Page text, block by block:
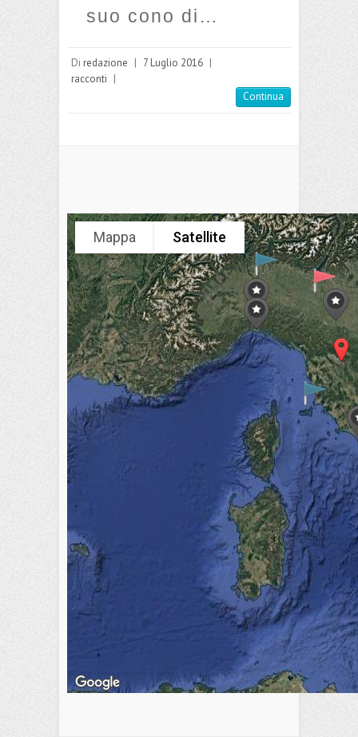
suo cono di…
Di redazione | 7 Luglio 2016 |
racconti |
Continua
Mappa Satellite